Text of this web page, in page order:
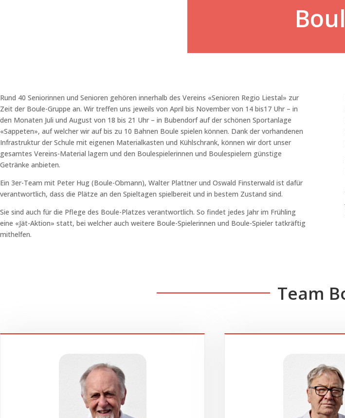
Rund 40 Seniorinnen und Senioren gehören innerhalb des Vereins «Senioren Regio Liestal» zur
Zeit der Boule-Gruppe an. Wir treffen uns jeweils von April bis November von 14 bis17 Uhr – in
den Monaten Juli und August von 18 bis 21 Uhr – in Bubendorf auf der schönen Sportanlage
«Sappeten», auf welcher wir auf bis zu 10 Bahnen Boule spielen können. Dank der vorhandenen
Infrastruktur der Schule mit eigenen Materialkasten und Kühlschrank, können wir dort unser
gesamtes Vereins-Material lagern und den Boulespielerinnen und Boulespielern günstige
Getränke anbieten.
Ein 3er-Team mit Peter Hug (Boule-Obmann), Walter Plattner und Oswald Finsterwald ist dafür
verantwortlich, dass die Plätze an den Spieltagen spielbereit und in bestem Zustand sind.
Sie sind auch für die Pflege des Boule-Platzes verantwortlich. So findet jedes Jahr im Frühling
eine «Jät-Aktion» statt, bei welcher auch weitere Boule-Spielerinnen und Boule-Spieler tatkräftig
mithelfen.
Team